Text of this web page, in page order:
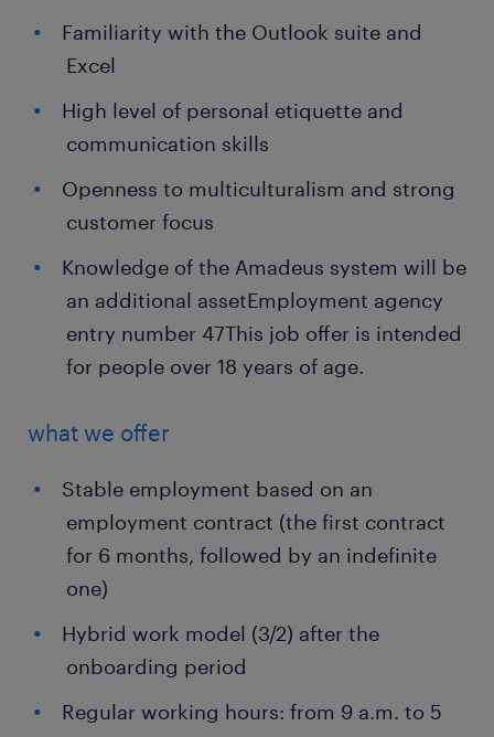
Familiarity with the Outlook suite and
Excel
High level of personal etiquette and
communication skills
Openness to multiculturalism and strong
customer focus
Knowledge of the Amadeus system will be
an additional assetEmployment agency
entry number 47This job offer is intended
for people over 18 years of age.
what we offer
Stable employment based on an
employment contract (the first contract
for 6 months, followed by an indefinite
one)
Hybrid work model (3/2) after the
onboarding period
Regular working hours: from 9 a.m. to 5